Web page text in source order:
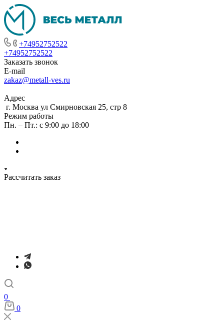
+74952752522
+74952752522
Заказать звонок
E-mail
zakaz@metall-ves.ru
Адрес
г. Москва ул Смирновская 25, стр 8
Режим работы
Пн. – Пт.: с 9:00 до 18:00
Рассчитать заказ
0
0